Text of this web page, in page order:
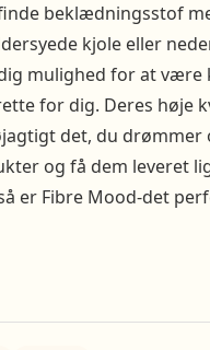
beklædningsstof
kjole eller
mulighed for at være
for dig. Deres høje
det, du drømmer
og få dem leveret
er Fibre Mood-det